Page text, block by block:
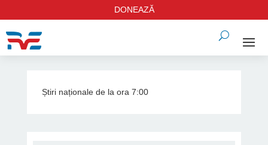
DONEAZĂ
Știri naționale de la ora 7:00